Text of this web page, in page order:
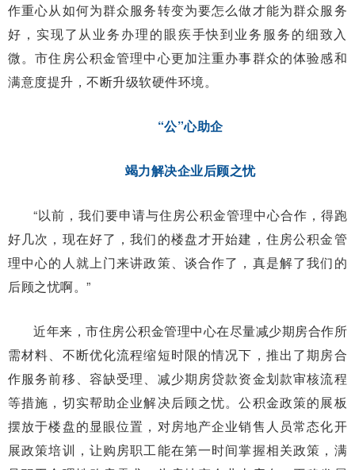
作重心从如何为群众服务转变为要怎么做才能为群众服务
好，实现了从业务办理的眼疾手快到业务服务的细致入
微。市住房公积金管理中心更加注重办事群众的体验感和
满意度提升，不断升级软硬件环境。
“公”心助企
竭力解决企业后顾之忧
“以前，我们要申请与住房公积金管理中心合作，得跑
好几次，现在好了，我们的楼盘才开始建，住房公积金管
理中心的人就上门来讲政策、谈合作了，真是解了我们的
后顾之忧啊。”
近年来，市住房公积金管理中心在尽量减少期房合作所
需材料、不断优化流程缩短时限的情况下，推出了期房合
作服务前移、容缺受理、减少期房贷款资金划款审核流程
等措施，切实帮助企业解决后顾之忧。公积金政策的展板
摆放于楼盘的显眼位置，对房地产企业销售人员常态化开
展政策培训，让购房职工能在第一时间掌握相关政策，满